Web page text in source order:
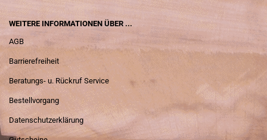
WEITERE INFORMATIONEN ÜBER ...
AGB
Barrierefreiheit
Beratungs- u. Rückruf Service
Bestellvorgang
Datenschutzerklärung